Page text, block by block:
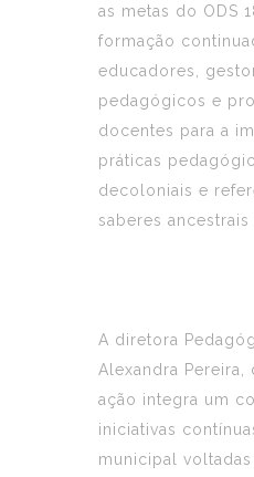
as metas do ODS
formação
educadores,
pedagógicos e
docentes para a
práticas
decoloniais e
saberes ancestrais
A diretora
Alexandra Pereira,
ação integra um
iniciativas
municipal